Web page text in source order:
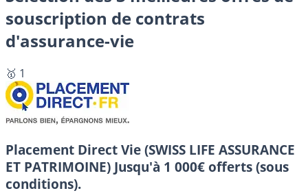
souscription de contrats
d'assurance-vie
🥇 1
Placement Direct Vie (SWISS LIFE ASSURANCE
ET PATRIMOINE) Jusqu'à 1 000€ offerts (sous
conditions).